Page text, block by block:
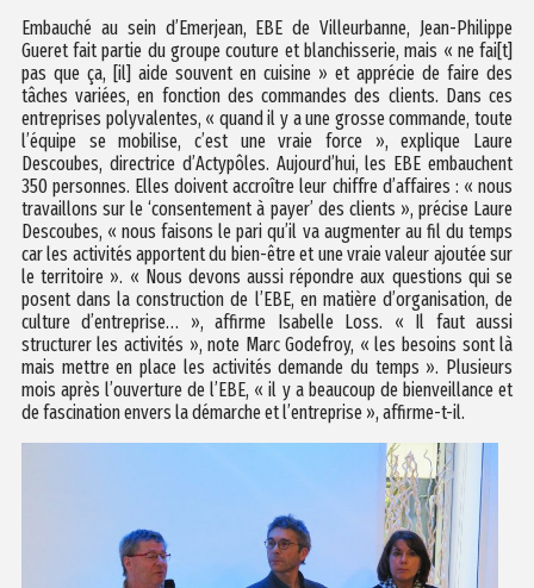
Embauché au sein d’Emerjean, EBE de Villeurbanne, Jean-Philippe
Gueret fait partie du groupe couture et blanchisserie, mais « ne fai[t]
pas que ça, [il] aide souvent en cuisine » et apprécie de faire des
tâches variées, en fonction des commandes des clients. Dans ces
entreprises polyvalentes, « quand il y a une grosse commande, toute
l’équipe se mobilise, c’est une vraie force », explique Laure
Descoubes, directrice d’Actypôles. Aujourd’hui, les EBE embauchent
350 personnes. Elles doivent accroître leur chiffre d’affaires : « nous
travaillons sur le ‘consentement à payer’ des clients », précise Laure
Descoubes, « nous faisons le pari qu’il va augmenter au fil du temps
car les activités apportent du bien-être et une vraie valeur ajoutée sur
le territoire ». « Nous devons aussi répondre aux questions qui se
posent dans la construction de l’EBE, en matière d’organisation, de
culture d’entreprise… », affirme Isabelle Loss. « Il faut aussi
structurer les activités », note Marc Godefroy, « les besoins sont là
mais mettre en place les activités demande du temps ». Plusieurs
mois après l’ouverture de l’EBE, « il y a beaucoup de bienveillance et
de fascination envers la démarche et l’entreprise », affirme-t-il.